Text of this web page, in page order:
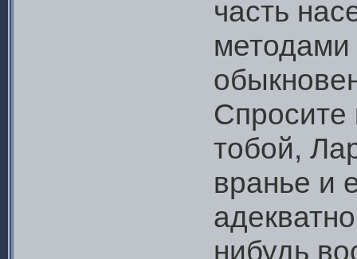
часть
Спросите
тобой,
вранье и
нибудь